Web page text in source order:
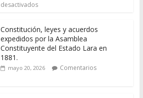
desactivados
Constitución, leyes y acuerdos
expedidos por la Asamblea
Constituyente del Estado Lara en
1881.
mayo 20, 2026
Comentarios